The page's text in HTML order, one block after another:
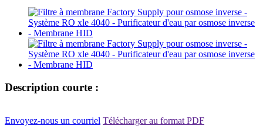
Description courte :
Envoyez-nous un courriel Télécharger au format PDF